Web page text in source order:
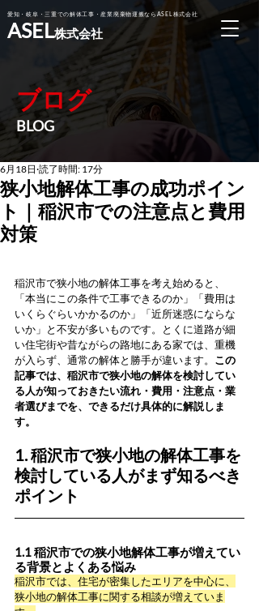
愛知・岐阜・三重での解体工事・産業廃棄物運搬ならASEL株式会社
ASEL株式会社
ブログ
BLOG
狭小地解体工事の成功ポイン
ト｜稲沢市での注意点と費用
対策
6月18日 読了時間: 17分
稲沢市で狭小地の解体工事を考え始めると、
「本当にこの条件で工事できるのか」「費用は
いくらぐらいかかるのか」「近所迷惑にならな
いか」と不安が多いものです。とくに道路が細
い住宅街や昔ながらの路地にある家では、重機
が入らず、通常の解体と勝手が違います。 この
記事では、稲沢市で狭小地の解体を検討してい
る人が知っておきたい流れ・費用・注意点・業
者選びまでを、できるだけ具体的に解説しま
す。
1. 稲沢市で狭小地の解体工事を
検討している人がまず知るべき
ポイント
1.1 稲沢市での狭小地解体工事が増えてい
る背景とよくある悩み
稲沢市では、住宅が密集したエリアを中心に、
狭小地の解体工事に関する相談が増えていま